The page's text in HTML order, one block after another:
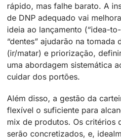
rápido, mas falhe barato. A
de DNP adequado vai
ideia ao lançamento (“idea-
“dentes” ajudarão na tomada
(ir/matar) e priorização,
uma abordagem sistemática
cuidar dos portões.
Além disso, a gestão da
flexível o suficiente para
mix de produtos. Os critérios
serão concretizados, e,